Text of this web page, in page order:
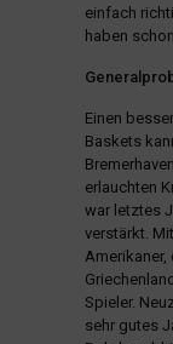
einfach
haben
Einen
Baskets
erlauchten
war letztes
verstärkt.
Amerikaner,
Spieler.
sehr gutes